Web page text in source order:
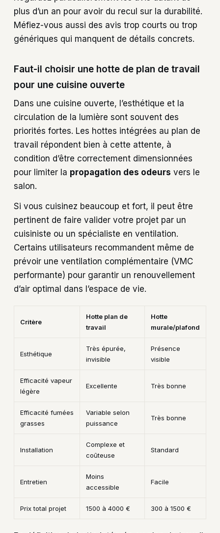
plus d’un an pour avoir du recul sur la durabilité.
Méfiez-vous aussi des avis trop courts ou trop
génériques qui manquent de détails concrets.
Faut-il choisir une hotte de plan de travail
pour une cuisine ouverte
Dans une cuisine ouverte, l’esthétique et la
circulation de la lumière sont souvent des
priorités fortes. Les hottes intégrées au plan de
travail répondent bien à cette attente, à
condition d’être correctement dimensionnées
pour limiter la propagation des odeurs vers le
salon.
Si vous cuisinez beaucoup et fort, il peut être
pertinent de faire valider votre projet par un
cuisiniste ou un spécialiste en ventilation.
Certains utilisateurs recommandent même de
prévoir une ventilation complémentaire (VMC
performante) pour garantir un renouvellement
d’air optimal dans l’espace de vie.
Critère
Hotte plan de
travail
Hotte
murale/plafond
Esthétique
Très épurée,
invisible
Présence
visible
Efficacité vapeur
légère
Excellente Très bonne
Efficacité fumées
grasses
Variable selon
puissance
Très bonne
Installation
Complexe et
coûteuse
Standard
Entretien
Moins
accessible
Facile
Prix total projet 1500 à 4000 € 300 à 1500 €